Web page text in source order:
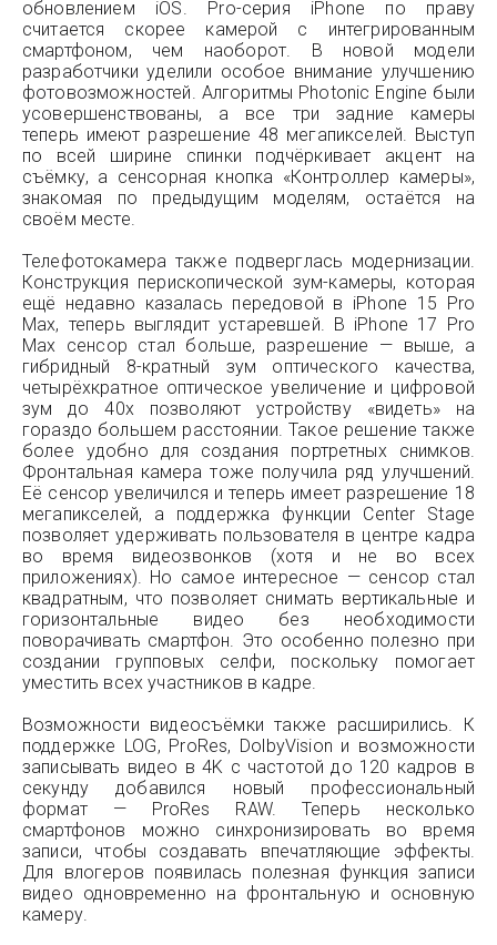
обновлением iOS. Pro-серия iPhone по праву
считается скорее камерой с интегрированным
смартфоном, чем наоборот. В новой модели
разработчики уделили особое внимание улучшению
фотовозможностей. Алгоритмы Photonic Engine были
усовершенствованы, а все три задние камеры
теперь имеют разрешение 48 мегапикселей. Выступ
по всей ширине спинки подчёркивает акцент на
съёмку, а сенсорная кнопка «Контроллер камеры»,
знакомая по предыдущим моделям, остаётся на
своём месте.
Телефотокамера также подверглась модернизации.
Конструкция перископической зум-камеры, которая
ещё недавно казалась передовой в iPhone 15 Pro
Max, теперь выглядит устаревшей. В iPhone 17 Pro
Max сенсор стал больше, разрешение — выше, а
гибридный 8-кратный зум оптического качества,
четырёхкратное оптическое увеличение и цифровой
зум до 40х позволяют устройству «видеть» на
гораздо большем расстоянии. Такое решение также
более удобно для создания портретных снимков.
Фронтальная камера тоже получила ряд улучшений.
Её сенсор увеличился и теперь имеет разрешение 18
мегапикселей, а поддержка функции Center Stage
позволяет удерживать пользователя в центре кадра
во время видеозвонков (хотя и не во всех
приложениях). Но самое интересное — сенсор стал
квадратным, что позволяет снимать вертикальные и
горизонтальные видео без необходимости
поворачивать смартфон. Это особенно полезно при
создании групповых селфи, поскольку помогает
уместить всех участников в кадре.
Возможности видеосъёмки также расширились. К
поддержке LOG, ProRes, DolbyVision и возможности
записывать видео в 4K с частотой до 120 кадров в
секунду добавился новый профессиональный
формат — ProRes RAW. Теперь несколько
смартфонов можно синхронизировать во время
записи, чтобы создавать впечатляющие эффекты.
Для влогеров появилась полезная функция записи
видео одновременно на фронтальную и основную
камеру.